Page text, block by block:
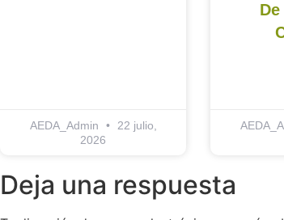
AEDA_Admin
22 julio,
2026
Deja una respuesta